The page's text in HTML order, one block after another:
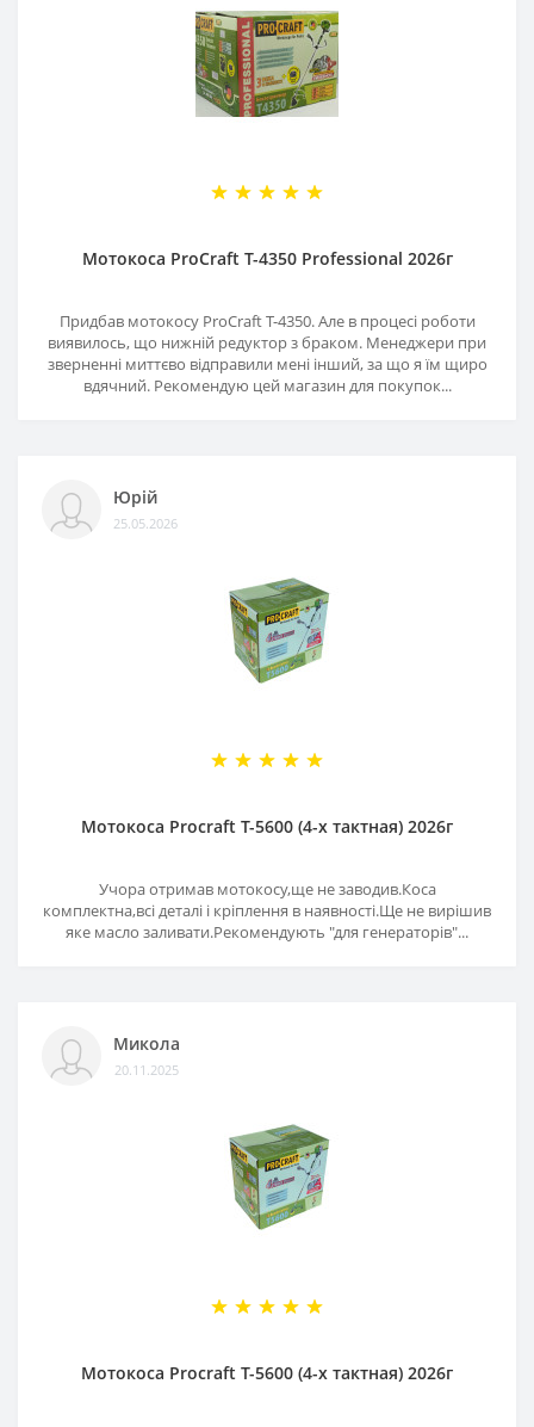
Мотокоса ProCraft T-4350 Professional 2026г
Придбав мотокосу ProCraft T-4350. Але в процесі роботи
виявилось, що нижній редуктор з браком. Менеджери при
зверненні миттєво відправили мені інший, за що я їм щиро
вдячний. Рекомендую цей магазин для покупок...
Юрій
25.05.2026
Мотокоса Procraft T-5600 (4-х тактная) 2026г
Учора отримав мотокосу,ще не заводив.Коса
комплектна,всі деталі і кріплення в наявності.Ще не вирішив
яке масло заливати.Рекомендують "для генераторів"...
Микола
20.11.2025
Мотокоса Procraft T-5600 (4-х тактная) 2026г